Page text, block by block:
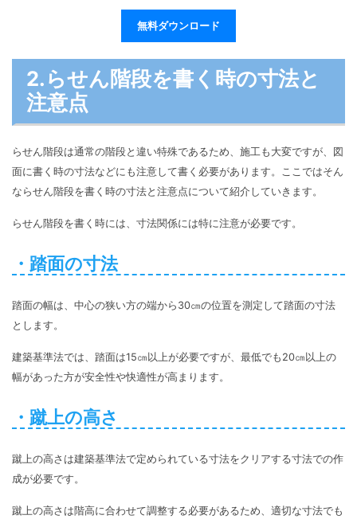
無料ダウンロード
2.らせん階段を書く時の寸法と
注意点
らせん階段は通常の階段と違い特殊であるため、施工も大変ですが、図
面に書く時の寸法などにも注意して書く必要があります。ここではそん
ならせん階段を書く時の寸法と注意点について紹介していきます。
らせん階段を書く時には、寸法関係には特に注意が必要です。
・踏面の寸法
踏面の幅は、中心の狭い方の端から30㎝の位置を測定して踏面の寸法
とします。
建築基準法では、踏面は15㎝以上が必要ですが、最低でも20㎝以上の
幅があった方が安全性や快適性が高まります。
・蹴上の高さ
蹴上の高さは建築基準法で定められている寸法をクリアする寸法での作
成が必要です。
蹴上の高さは階高に合わせて調整する必要があるため、適切な寸法でも